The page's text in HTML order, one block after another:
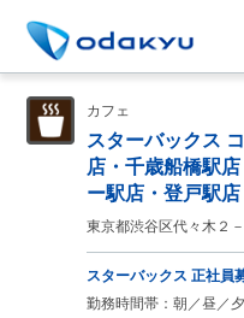
カフェ
スターバックス
店・千歳船橋駅
ー駅店・登戸駅
東京都渋谷区代々木２
スターバックス 正社員
勤務時間帯：朝／昼／